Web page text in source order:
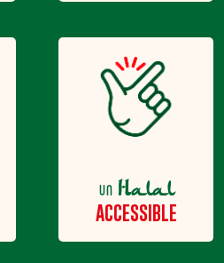
un Halal
ACCESSIBLE